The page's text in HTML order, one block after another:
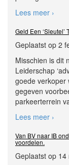
Lees meer ›
Geld Een
Geplaatst op 2
Misschien is dit
Leiderschap
goede verkoper
gegeven
parkeerterrein
Lees meer ›
Van BV naar IB
voordelen.
Geplaatst op